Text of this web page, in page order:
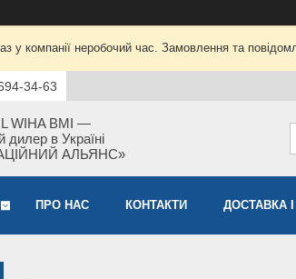
у компанії неробочий час. Замовлення та
34-63
WIHA BMI —
дилер в Україні
АЛЬЯНС»
ПРО НАС КОНТАКТИ ДОСТАВКА